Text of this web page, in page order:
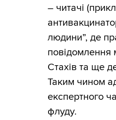
– читачі
людини”, де
Стахів та ще
Таким чином
експертного
флуду.